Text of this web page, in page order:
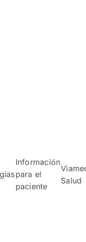
Información
para el
paciente
Salud